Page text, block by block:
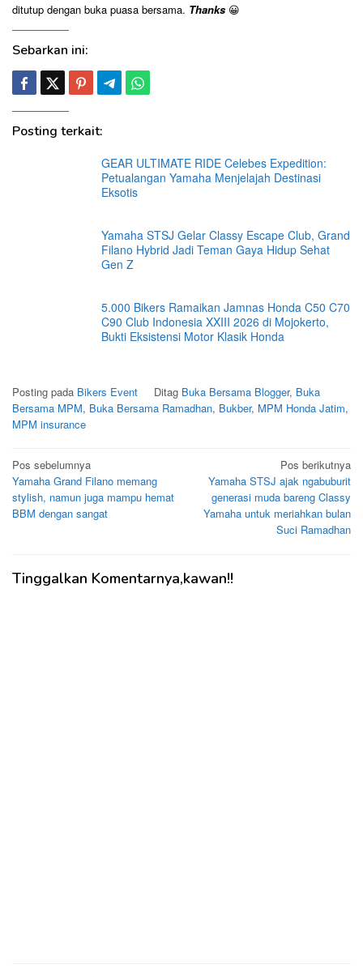
ditutup dengan buka puasa bersama. Thanks 😀
Sebarkan ini:
Posting terkait:
GEAR ULTIMATE RIDE Celebes Expedition:
Petualangan Yamaha Menjelajah Destinasi
Eksotis
Yamaha STSJ Gelar Classy Escape Club, Grand
Filano Hybrid Jadi Teman Gaya Hidup Sehat
Gen Z
5.000 Bikers Ramaikan Jamnas Honda C50 C70
C90 Club Indonesia XXIII 2026 di Mojokerto,
Bukti Eksistensi Motor Klasik Honda
Posting pada Bikers Event Ditag Buka Bersama Blogger, Buka
Bersama MPM, Buka Bersama Ramadhan, Bukber, MPM Honda Jatim,
MPM insurance
Navigasi
pos
Pos sebelumnya
Yamaha Grand Filano memang
stylish, namun juga mampu hemat
BBM dengan sangat
Pos berikutnya
Yamaha STSJ ajak ngabuburit
generasi muda bareng Classy
Yamaha untuk meriahkan bulan
Suci Ramadhan
Tinggalkan Komentarnya,kawan!!